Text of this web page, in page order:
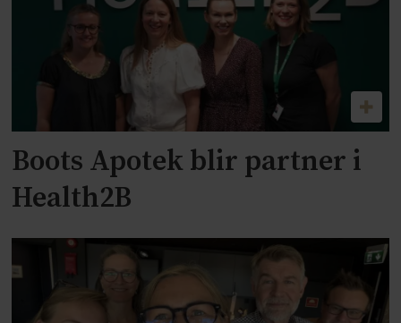
Boots Apotek blir partner i
Health2B